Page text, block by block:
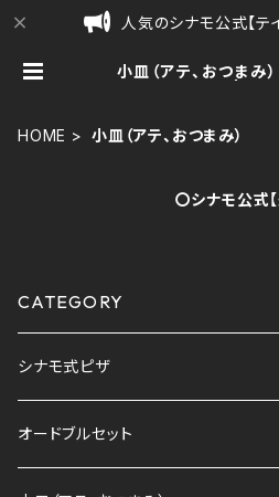
人気のシナモ公式【テ
小皿（アテ、おつまみ
HOME 小皿（アテ、おつまみ）
〇シナモ公式【
CATEGORY
シナモ式ピザ
オードブルセット